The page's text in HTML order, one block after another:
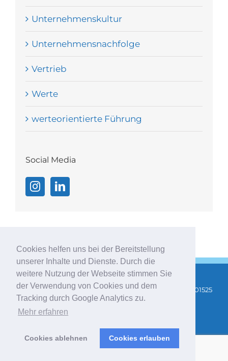
Cookies helfen uns bei der Bereitstellung
unserer Inhalte und Dienste. Durch die
weitere Nutzung der Webseite stimmen Sie
der Verwendung von Cookies und dem
Tracking durch Google Analytics zu.
Mehr erfahren
Cookies ablehnen Cookies erlauben
Unternehmenskultur
Unternehmensnachfolge
Vertrieb
Werte
werteorientierte Führung
Social Media
Copyright 2025 |AGB| Impressum|Datenschutz
| Tel: 01525
3475400 |info@stefanie-indrejak.de
Instagram
LinkedIn